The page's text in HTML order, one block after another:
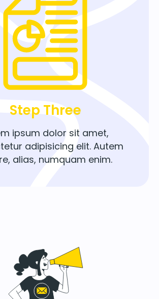
Step Three
ipsum dolor sit amet,
adipisicing elit. Autem
alias, numquam enim.